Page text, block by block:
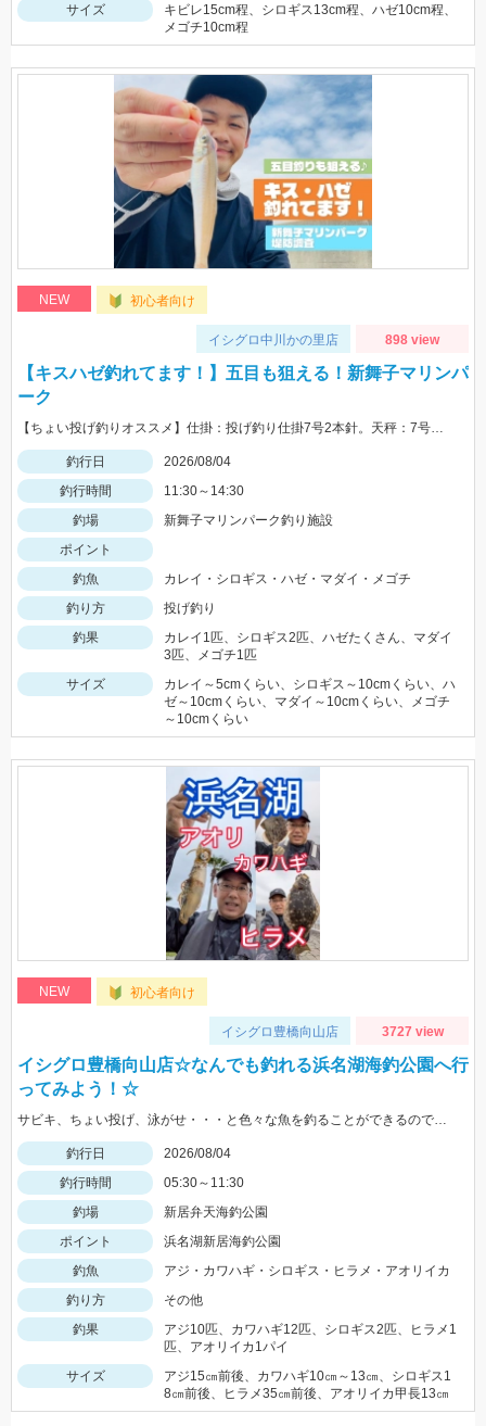
サイズ
キビレ15cm程、シロギス13cm程、ハゼ10cm程、
メゴチ10cm程
NEW 初心者向け
イシグロ中川かの里店 898 view
【キスハゼ釣れてます！】五目も狙える！新舞子マリンパ
ーク
【ちょい投げ釣りオススメ】仕掛：投げ釣り仕掛7号2本針。天秤：7号。エサ：石ゴカイorゴールドイソメ。誘い方：サビいて止めての繰り返し。
釣行日
2026/08/04
釣行時間
11:30～14:30
釣場
新舞子マリンパーク釣り施設
ポイント
釣魚
カレイ・シロギス・ハゼ・マダイ・メゴチ
釣り方
投げ釣り
釣果
カレイ1匹、シロギス2匹、ハゼたくさん、マダイ
3匹、メゴチ1匹
サイズ
カレイ～5cmくらい、シロギス～10cmくらい、ハ
ゼ～10cmくらい、マダイ～10cmくらい、メゴチ
～10cmくらい
NEW 初心者向け
イシグロ豊橋向山店 3727 view
イシグロ豊橋向山店☆なんでも釣れる浜名湖海釣公園へ行
ってみよう！☆
サビキ、ちょい投げ、泳がせ・・・と色々な魚を釣ることができるので仕掛けも何種類か用意していけば楽しむことができますよ！
釣行日
2026/08/04
釣行時間
05:30～11:30
釣場
新居弁天海釣公園
ポイント
浜名湖新居海釣公園
釣魚
アジ・カワハギ・シロギス・ヒラメ・アオリイカ
釣り方
その他
釣果
アジ10匹、カワハギ12匹、シロギス2匹、ヒラメ1
匹、アオリイカ1パイ
サイズ
アジ15㎝前後、カワハギ10㎝～13㎝、シロギス1
8㎝前後、ヒラメ35㎝前後、アオリイカ甲長13㎝